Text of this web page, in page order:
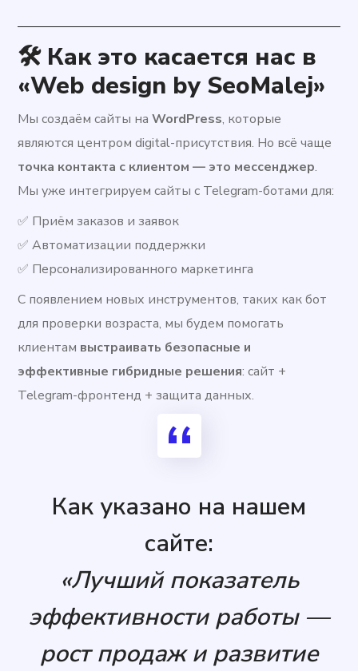
🛠️ Как это касается нас в
«Web design by SeoMalej»
Мы создаём сайты наWordPress, которые
являются центром digital-присутствия. Но всё чаще
точка контакта с клиентом — это мессенджер.
Мы уже интегрируем сайты с Telegram-ботами для:
✅ Приём заказов и заявок
✅ Автоматизации поддержки
✅ Персонализированного маркетинга
С появлением новых инструментов, таких как бот
для проверки возраста, мы будем помогать
клиентам выстраивать безопасные и
эффективные гибридные решения: сайт +
Telegram-фронтенд + защита данных.
Как указано на нашем
сайте:
«Лучший показатель
эффективности работы —
рост продаж и развитие